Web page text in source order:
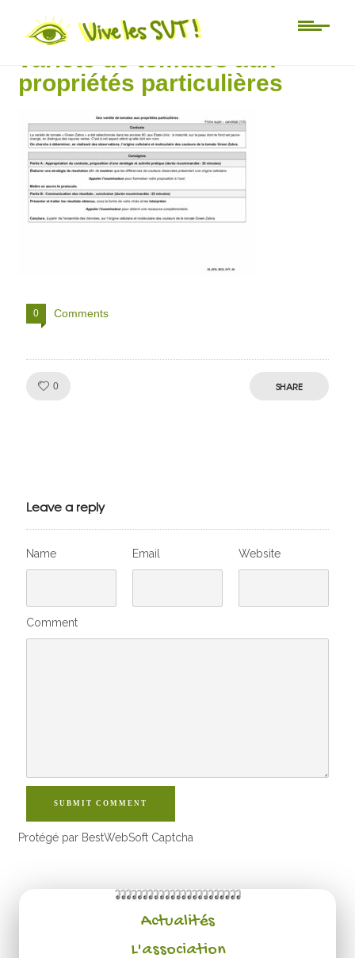
ECE_26_SVT_26 Une
variété de tomates aux
propriétés particulières
0 Comments
0 SHARE
Leave a reply
Name Email Website
Comment
SUBMIT COMMENT
Protégé par BestWebSoft Captcha
Actualités
L'association